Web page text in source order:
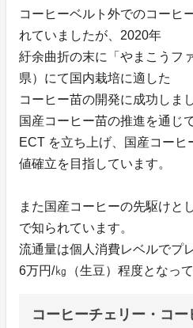
コーヒーベルト外でのコーヒ
れていましたが、2020年
紆余曲折の末に「やまこうフ
県）にて国内栽培に適した
コーヒー苗の開発に成功しまし
国産コーヒー苗の推進を通じ
ECT を立ち上げ、国産コーヒ
値確立を目指しています。
また国産コーヒーの先駆けと
で知られています。
流通量は個人消費レベルでプ
6万円/㎏（生豆）程度となって
コーヒーチェリー・コ